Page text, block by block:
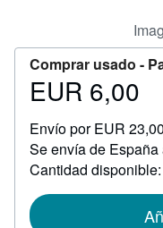
Comprar usado -
Precio
6,00
EUR 6,00
Envío por EUR 23,00
Se envía de
Cantidad